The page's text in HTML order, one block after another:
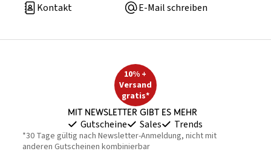
Kontakt
E-Mail schreiben
10% +
Versand
gratis*
Mit Newsletter gibt es mehr
Gutscheine Sales Trends
*30 Tage gültig nach Newsletter-Anmeldung, nicht mit
anderen Gutscheinen kombinierbar